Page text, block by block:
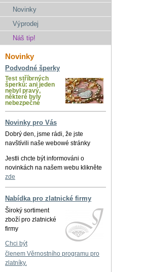
Novinky
Výprodej
Náš tip!
Novinky
Podvodné šperky
Test stříbrných
šperků: ani jeden
nebyl pravý,
některé byly
nebezpečné
Novinky pro Vás
Dobrý den, jsme rádi, že jste
navštívili naše webowé stránky
Jestli chcte být informováni o
novinkách na našem webu klikněte
zde
Nabídka pro zlatnické firmy
Široký sortiment
zboží pro zlatnické
firmy
Chci být
členem Věrnostního programu pro
zlatníky.